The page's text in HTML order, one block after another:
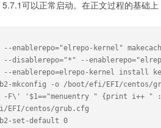
可以正常启动。在正文过程的基础上
--enablerepo="elrepo-kernel"
--disablerepo="*" --
--enablerepo=elrepo-kernel install
mkconfig -o /boot/efi/EFI/centos/
-F\' '$1=="menuentry " {print i++ "
EFI/centos/grub.cfg
set-default 0